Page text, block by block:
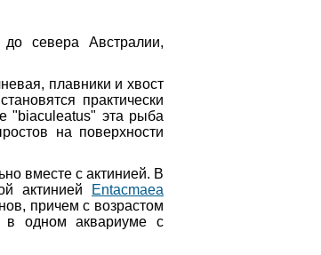
севера Австралии,
плавники и хвост
практически
"biaculeatus" эта рыба
на поверхности
вместе с актинией. В
актинией
Entacmaea
причем с возрастом
в одном аквариуме с